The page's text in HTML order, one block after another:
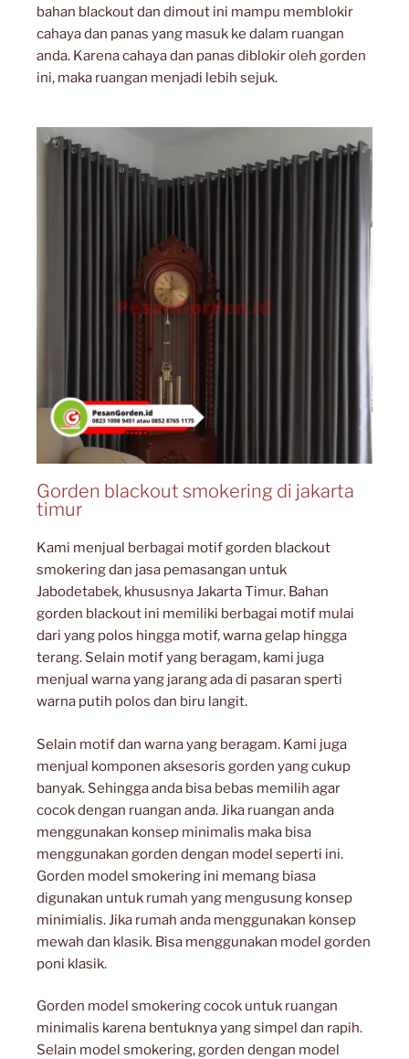
bahan blackout dan dimout ini mampu memblokir
cahaya dan panas yang masuk ke dalam ruangan
anda. Karena cahaya dan panas diblokir oleh gorden
ini, maka ruangan menjadi lebih sejuk.
Gorden blackout smokering di jakarta
timur
Kami menjual berbagai motif gorden blackout
smokering dan jasa pemasangan untuk
Jabodetabek, khususnya Jakarta Timur. Bahan
gorden blackout ini memiliki berbagai motif mulai
dari yang polos hingga motif, warna gelap hingga
terang. Selain motif yang beragam, kami juga
menjual warna yang jarang ada di pasaran sperti
warna putih polos dan biru langit.
Selain motif dan warna yang beragam. Kami juga
menjual komponen aksesoris gorden yang cukup
banyak. Sehingga anda bisa bebas memilih agar
cocok dengan ruangan anda. Jika ruangan anda
menggunakan konsep minimalis maka bisa
menggunakan gorden dengan model seperti ini.
Gorden model smokering ini memang biasa
digunakan untuk rumah yang mengusung konsep
minimialis. Jika rumah anda menggunakan konsep
mewah dan klasik. Bisa menggunakan model gorden
poni klasik.
Gorden model smokering cocok untuk ruangan
minimalis karena bentuknya yang simpel dan rapih.
Selain model smokering, gorden dengan model